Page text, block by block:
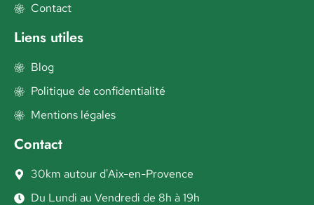
Contact
Liens utiles
Blog
Politique de confidentialité
Mentions légales
Contact
30km autour d'Aix-en-Provence
Du Lundi au Vendredi de 8h à 19h